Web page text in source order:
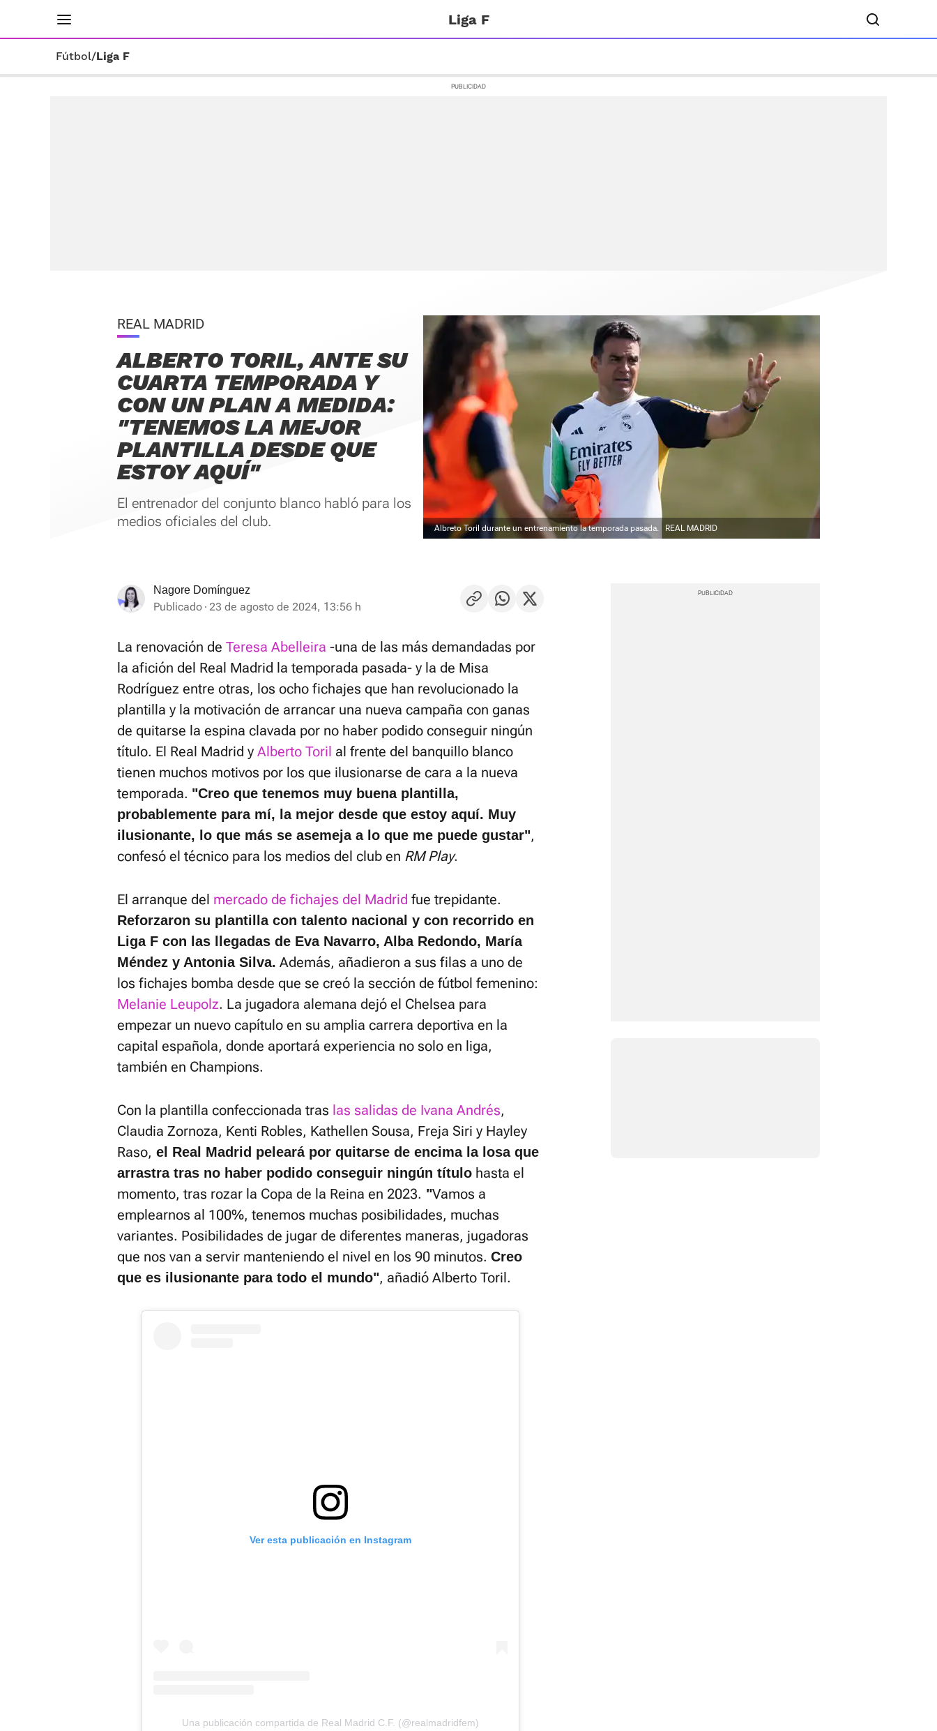
Liga F
Fútbol/Liga F
REAL MADRID
ALBERTO TORIL, ANTE SU
CUARTA TEMPORADA Y
CON UN PLAN A MEDIDA:
"TENEMOS LA MEJOR
PLANTILLA DESDE QUE
ESTOY AQUÍ"
El entrenador del conjunto blanco habló para los
medios oficiales del club.
Albreto Toril durante un entrenamiento la temporada pasada. REAL MADRID
Nagore Domínguez
Publicado 23 de agosto de 2024, 13:56 h
La renovación de Teresa Abelleira -una de las más demandadas por
la afición del Real Madrid la temporada pasada- y la de Misa
Rodríguez entre otras, los ocho fichajes que han revolucionado la
plantilla y la motivación de arrancar una nueva campaña con ganas
de quitarse la espina clavada por no haber podido conseguir ningún
título. El Real Madrid y Alberto Toril al frente del banquillo blanco
tienen muchos motivos por los que ilusionarse de cara a la nueva
temporada. "Creo que tenemos muy buena plantilla,
probablemente para mí, la mejor desde que estoy aquí. Muy
ilusionante, lo que más se asemeja a lo que me puede gustar",
confesó el técnico para los medios del club en RM Play.
El arranque del mercado de fichajes del Madrid fue trepidante.
Reforzaron su plantilla con talento nacional y con recorrido en
Liga F con las llegadas de Eva Navarro, Alba Redondo, María
Méndez y Antonia Silva. Además, añadieron a sus filas a uno de
los fichajes bomba desde que se creó la sección de fútbol femenino:
Melanie Leupolz. La jugadora alemana dejó el Chelsea para
empezar un nuevo capítulo en su amplia carrera deportiva en la
capital española, donde aportará experiencia no solo en liga,
también en Champions.
Con la plantilla confeccionada tras las salidas de Ivana Andrés,
Claudia Zornoza, Kenti Robles, Kathellen Sousa, Freja Siri y Hayley
Raso, el Real Madrid peleará por quitarse de encima la losa que
arrastra tras no haber podido conseguir ningún título hasta el
momento, tras rozar la Copa de la Reina en 2023. "Vamos a
emplearnos al 100%, tenemos muchas posibilidades, muchas
variantes. Posibilidades de jugar de diferentes maneras, jugadoras
que nos van a servir manteniendo el nivel en los 90 minutos. Creo
que es ilusionante para todo el mundo", añadió Alberto Toril.
Ver esta publicación en Instagram
Una publicación compartida de Real Madrid C.F. (@realmadridfem)